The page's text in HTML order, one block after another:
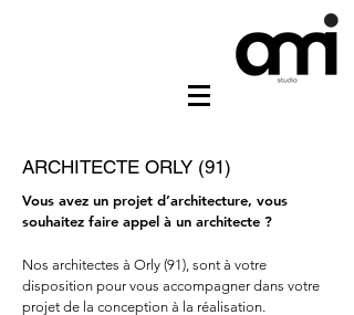
ARCHITECTE ORLY (91)
Vous avez un projet d’architecture, vous
souhaitez faire appel à un architecte ?
Nos architectes à Orly (91), sont à votre
disposition pour vous accompagner dans votre
projet de la conception à la réalisation.